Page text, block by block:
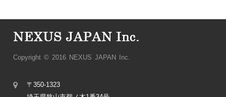
Copyright © 2016 NEXUS JAPAN Inc.
〒350-1323